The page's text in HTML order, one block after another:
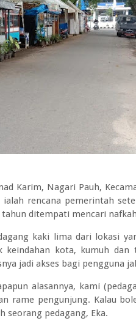
Karim, Nagari Pauh,
ialah rencana pemerintah
ditempati mencari
kaki lima dari lokasi
keindahan kota, kumuh dan
jadi akses bagi pengguna
alasannya, kami
rame pengunjung. Kalau
seorang pedagang, Eka.